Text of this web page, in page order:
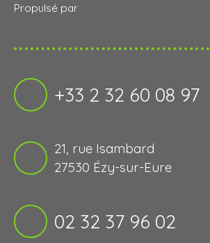
Propulsé par
+33 2 32 60 08 97
21, rue Isambard
27530 Ézy-sur-Eure
02 32 37 96 02